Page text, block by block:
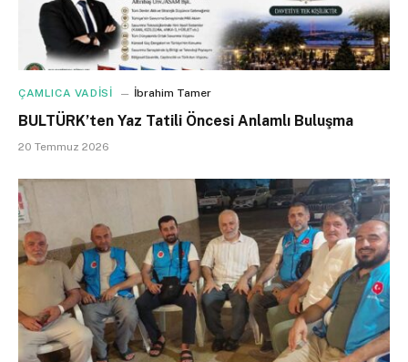
ÇAMLICA VADİSİ İbrahim Tamer
BULTÜRK’ten Yaz Tatili Öncesi Anlamlı Buluşma
20 Temmuz 2026